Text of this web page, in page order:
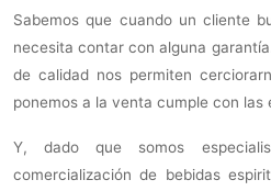
Sabemos que cuando un cliente
necesita contar con alguna
de calidad nos permiten
ponemos a la venta cumple con las
Y, dado que somos
comercialización de bebidas